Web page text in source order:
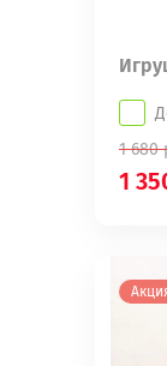
1 680
1